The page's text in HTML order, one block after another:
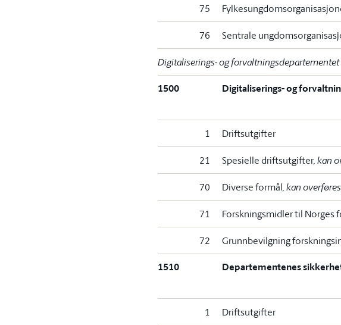
75
76 Sentrale
Digitaliserings- og forvaltningsdepartementet
1500 Digitaliserings- og
1 Driftsutgifter
21 Spesielle driftsutgifter, kan
70 Diverse formål, kan
71 Forskningsmidler til Norges
72 Grunnbevilgning
1510 Departementenes
1 Driftsutgifter